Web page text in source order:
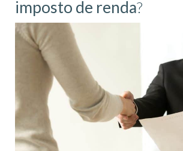
imposto de renda?